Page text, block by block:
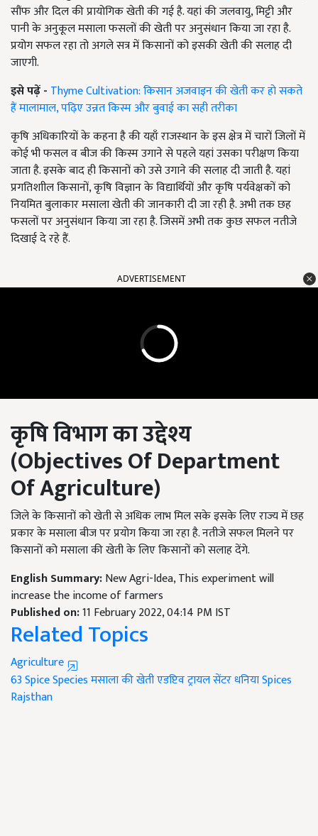
सौंफ और दिल की प्रायोगिक खेती की गई है. यहां की जलवायु, मिट्टी और
पानी के अनुकूल मसाला फसलों की खेती पर अनुसंधान किया जा रहा है.
प्रयोग सफल रहा तो अगले सत्र में किसानों को इसकी खेती की सलाह दी
जाएगी.
इसे पढ़ें - Thyme Cultivation: किसान अजवाइन की खेती कर हो सकते
हैं मालामाल, पढ़िए उन्नत किस्म और बुवाई का सही तरीका
कृषि अधिकारियों के कहना है की यहाँ राजस्थान के इस क्षेत्र में चारों जिलों में
कोई भी फसल व बीज की किस्म उगाने से पहले यहां उसका परीक्षण किया
जाता है. इसके बाद ही किसानों को उसे उगाने की सलाह दी जाती है. यहां
प्रगतिशाील किसानों, कृषि विज्ञान के विद्यार्थियों और कृषि पर्यवेक्षकों को
नियमित बुलाकार मसाला खेती की जानकारी दी जा रही है. अभी तक छह
फसलों पर अनुसंधान किया जा रहा है. जिसमें अभी तक कुछ सफल नतीजे
दिखाई दे रहे हैं.
ADVERTISEMENT
कृषि विभाग का उद्देश्य
(Objectives Of Department
Of Agriculture)
जिले के किसानों को खेती से अधिक लाभ मिल सके इसके लिए राज्य में छह
प्रकार के मसाला बीज पर प्रयोग किया जा रहा है. नतीजे सफल मिलने पर
किसानों को मसाला की खेती के लिए किसानों को सलाह देंगे.
English Summary:New Agri-Idea, This experiment will
increase the income of farmers
Published on:11 February 2022, 04:14 PM IST
Related Topics
Agriculture
63 Spice Speciesमसाला की खेतीएडप्टिव ट्रायल सेंटरधनियाSpices
Rajsthan